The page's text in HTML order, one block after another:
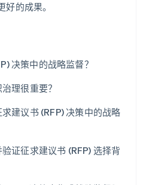
的成果。
决策中的战略监督？
理很重要？
建议书 (RFP) 决策中的战略
证征求建议书 (RFP) 选择背